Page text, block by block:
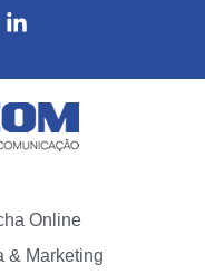
Online
& Marketing